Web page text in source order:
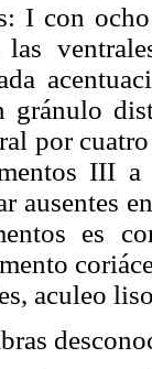
I con
las
gránulo
por
III
ausentes
es
aculeo